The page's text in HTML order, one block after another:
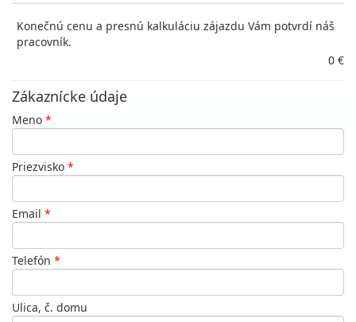
Konečnú cenu a presnú kalkuláciu zájazdu Vám potvrdí náš
pracovník.
0 €
Zákaznícke údaje
Meno *
Priezvisko *
Email *
Telefón *
Ulica, č. domu